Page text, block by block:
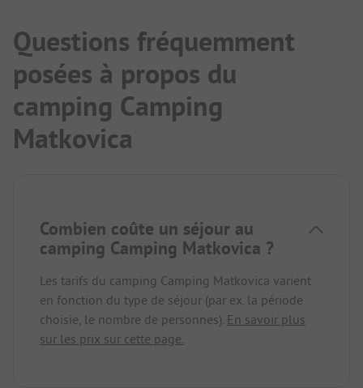
Possibilité de faire des achats dans le centre
commercial en face.
Pizzeria à côté.
Nous reviendrons volontiers.
Questions fréquemment
posées à propos du
camping Camping
Matkovica
Combien coûte un séjour au
camping Camping Matkovica ?
Les tarifs du camping Camping Matkovica varient
en fonction du type de séjour (par ex. la période
choisie, le nombre de personnes). En savoir plus
sur les prix sur cette page.